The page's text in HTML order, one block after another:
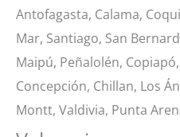
Antofagasta, Calama,
Mar, Santiago, San
Maipú, Peñalolén,
Concepción, Chillan, Los
Montt, Valdivia, Punta